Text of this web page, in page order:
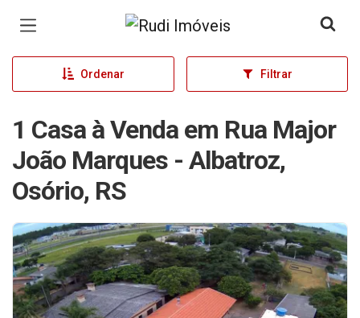
Página inicial
Ordenar Filtrar
1 Casa à Venda em Rua Major
João Marques - Albatroz,
Osório, RS